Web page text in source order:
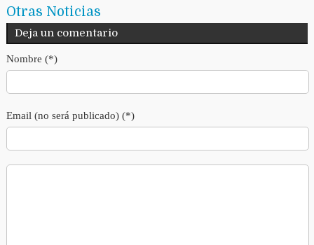
Otras Noticias
Deja un comentario
Nombre (*)
Email (no será publicado) (*)